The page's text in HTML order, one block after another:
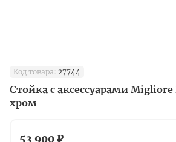
Код товара: 27744
Стойка с аксессуарами
хром
53 900 ₽